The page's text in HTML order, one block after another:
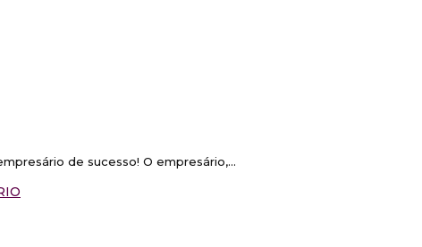
de sucesso! O empresário,...